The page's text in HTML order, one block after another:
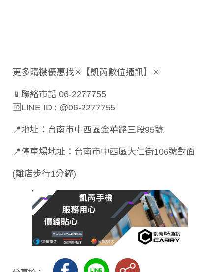
更多購機優惠找✳️【凱芮數位通訊】✳️
📱聯絡市話 06-2277755
🆔LINE ID : @06-2277755
📍地址：台南市中西區金華路三段95號
📍停車場地址：台南市中西區大仁街106號對面
(離店步行1分鐘)